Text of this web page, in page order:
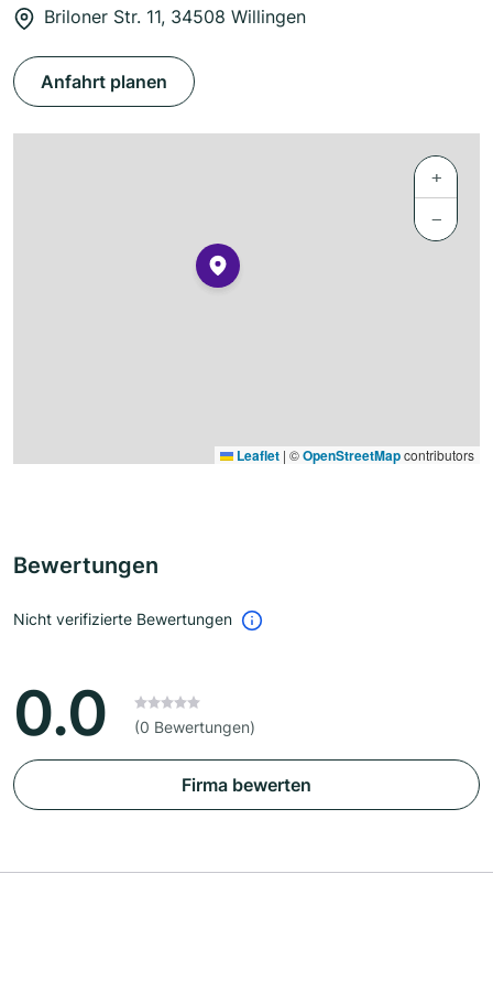
Briloner Str. 11, 34508 Willingen
Anfahrt planen
+
−
Leaflet | ©OpenStreetMapcontributors
Bewertungen
Nicht verifizierte Bewertungen
0.0 (0 Bewertungen)
Firma bewerten